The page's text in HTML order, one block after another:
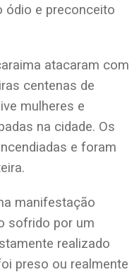
ódio e preconceito
atacaram com
centenas de
mulheres e
na cidade. Os
e foram
manifestação
sofrido por um
realizado
preso ou realmente